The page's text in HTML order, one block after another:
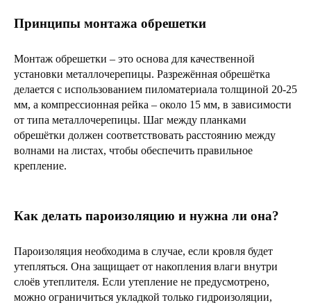
Написать в Телеграмм
Заказать звонок
+7(843)210-36-61
Принципы монтажа обрешетки
Монтаж обрешетки – это основа для качественной
установки металлочерепицы. Разрежённая обрешётка
делается с использованием пиломатериала толщиной 20-25
мм, а компрессионная рейка – около 15 мм, в зависимости
от типа металлочерепицы. Шаг между планками
обрешётки должен соответствовать расстоянию между
волнами на листах, чтобы обеспечить правильное
крепление.
Как делать пароизоляцию и нужна ли она?
Пароизоляция необходима в случае, если кровля будет
утепляться. Она защищает от накопления влаги внутри
слоёв утеплителя. Если утепление не предусмотрено,
можно ограничиться укладкой только гидроизоляции,